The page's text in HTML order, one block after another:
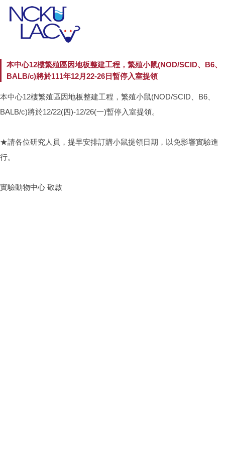
本中心12樓繁殖區因地板整建工程，繁殖小鼠(NOD/SCID、B6、
BALB/c)將於111年12月22-26日暫停入室提領
本中心12樓繁殖區因地板整建工程，繁殖小鼠(NOD/SCID、B6、
BALB/c)將於12/22(四)-12/26(一)暫停入室提領。
★請各位研究人員，提早安排訂購小鼠提領日期，以免影響實驗進
行。
實驗動物中心 敬啟